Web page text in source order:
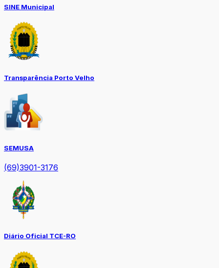
SINE Municipal
Transparência Porto Velho
SEMUSA
(69)3901-3176
Diário Oficial TCE-RO